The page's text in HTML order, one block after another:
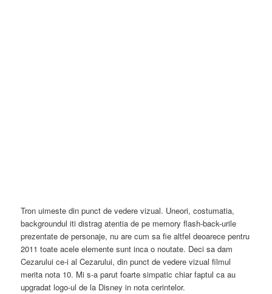
Tron uimeste din punct de vedere vizual. Uneori, costumatia,
backgroundul iti distrag atentia de pe memory flash-back-urile
prezentate de personaje, nu are cum sa fie altfel deoarece pentru
2011 toate acele elemente sunt inca o noutate. Deci sa dam
Cezarului ce-i al Cezarului, din punct de vedere vizual filmul
merita nota 10. Mi s-a parut foarte simpatic chiar faptul ca au
upgradat logo-ul de la Disney in nota cerintelor.